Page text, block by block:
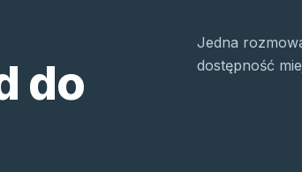
do
Jedna
dostępność